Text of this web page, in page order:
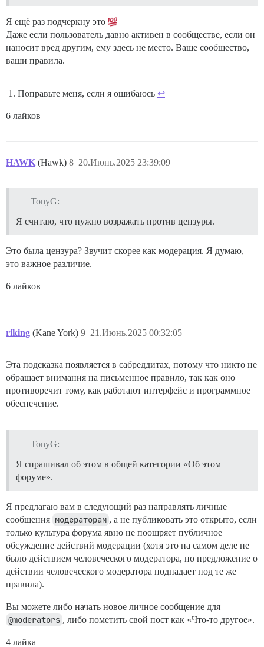
Я ещё раз подчеркну это
Даже если пользователь давно активен в сообществе, если он
наносит вред другим, ему здесь не место. Ваше сообщество,
ваши правила.
Поправьте меня, если я ошибаюсь ↩︎
6 лайков
HAWK (Hawk) 20.Июнь.2025 23:39:09
8
TonyG:
Я считаю, что нужно возражать против цензуры.
Это была цензура? Звучит скорее как модерация. Я думаю,
это важное различие.
6 лайков
riking (Kane York) 21.Июнь.2025 00:32:05
9
Эта подсказка появляется в сабреддитах, потому что никто не
обращает внимания на письменное правило, так как оно
противоречит тому, как работают интерфейс и программное
обеспечение.
TonyG:
Я спрашивал об этом в общей категории «Об этом
форуме».
Я предлагаю вам в следующий раз направлять личные
сообщения модераторам , а не публиковать это открыто, если
только культура форума явно не поощряет публичное
обсуждение действий модерации (хотя это на самом деле не
было действием человеческого модератора, но предложение о
действии человеческого модератора подпадает под те же
правила).
Вы можете либо начать новое личное сообщение для
@moderators , либо пометить свой пост как «Что-то другое».
4 лайка